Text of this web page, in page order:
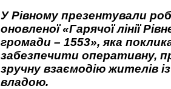
У Рівному презентували
оновленої «Гарячої лінії
громади – 1553», яка
забезпечити оперативну,
зручну взаємодію жителів
владою.